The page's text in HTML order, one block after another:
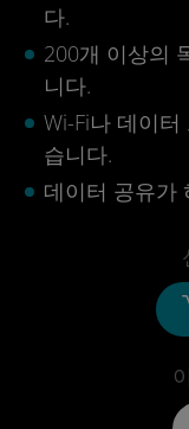
다.
200개 이상의
니다.
Wi-Fi나 데이
습니다.
데이터 공유가